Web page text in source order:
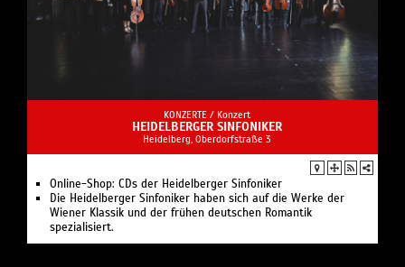
KONZERTE / Konzert
HEIDELBERGER SINFONIKER
Heidelberg, Oberdorfstraße 3
Online-Shop: CDs der Heidelberger Sinfoniker
Die Heidelberger Sinfoniker haben sich auf die Werke der
Wiener Klassik und der frühen deutschen Romantik
spezialisiert.